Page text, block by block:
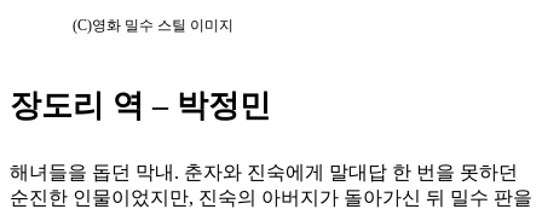
(C)영화 밀수 스틸 이미지
장도리 역 – 박정민
해녀들을 돕던 막내. 춘자와 진숙에게 말대답 한 번을 못하던
순진한 인물이었지만, 진숙의 아버지가 돌아가신 뒤 밀수 판을